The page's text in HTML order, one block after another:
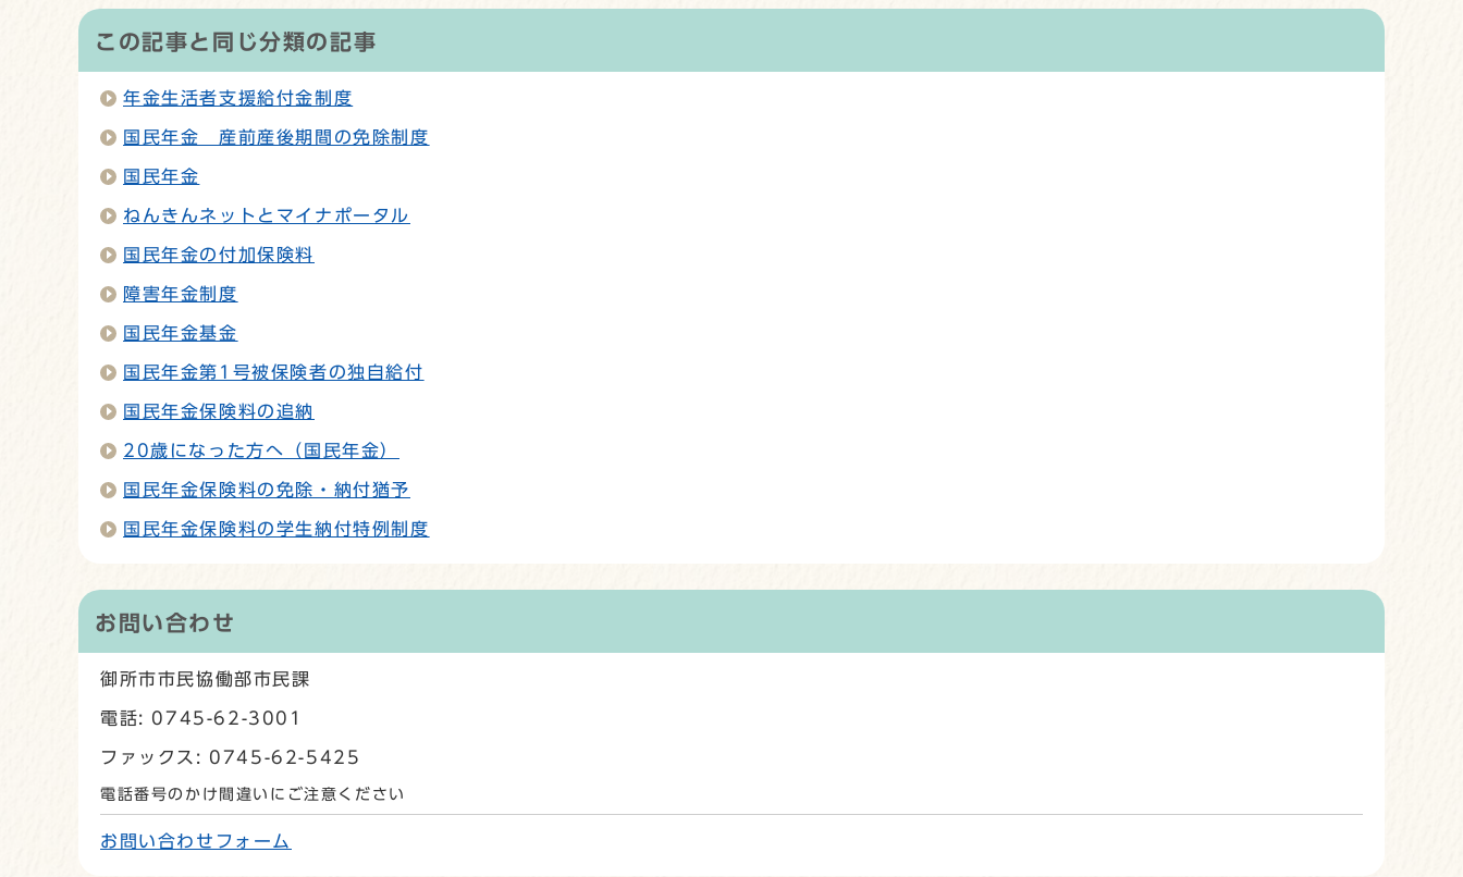
この記事と同じ分類の記事
年金生活者支援給付金制度
国民年金 産前産後期間の免除制度
国民年金
ねんきんネットとマイナポータル
国民年金の付加保険料
障害年金制度
国民年金基金
国民年金第1号被保険者の独自給付
国民年金保険料の追納
20歳になった方へ（国民年金）
国民年金保険料の免除・納付猶予
国民年金保険料の学生納付特例制度
お問い合わせ
御所市市民協働部市民課
電話: 0745-62-3001
ファックス: 0745-62-5425
電話番号のかけ間違いにご注意ください
お問い合わせフォーム